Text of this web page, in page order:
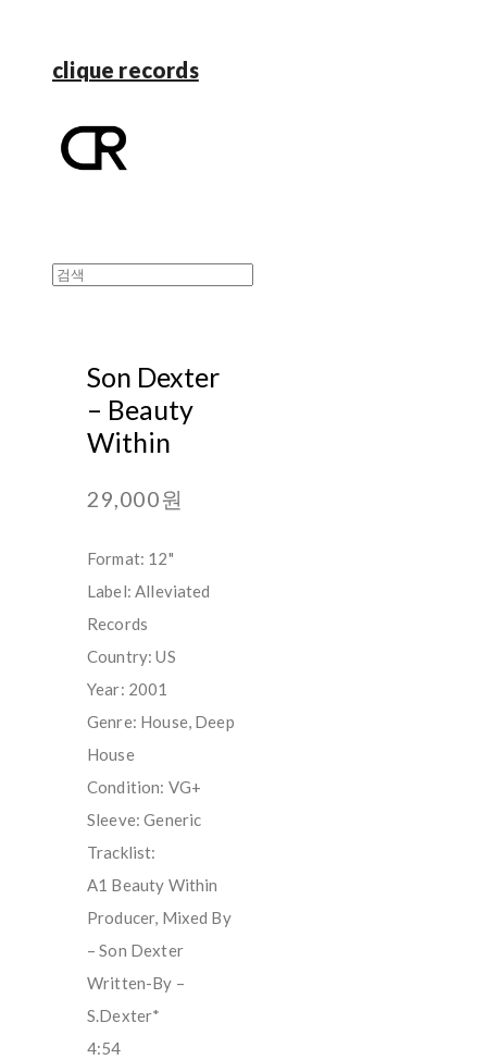
clique records
Son Dexter
– Beauty
Within
29,000원
Format: 12"
Label: Alleviated
Records
Country: US
Year: 2001
Genre: House, Deep
House
Condition: VG+
Sleeve: Generic
Tracklist:
A1 Beauty Within
Producer, Mixed By
– Son Dexter
Written-By –
S.Dexter*
4:54